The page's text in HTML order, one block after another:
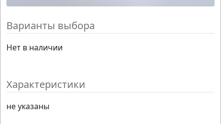
Варианты выбора
Нет в наличии
Характеристики
не указаны